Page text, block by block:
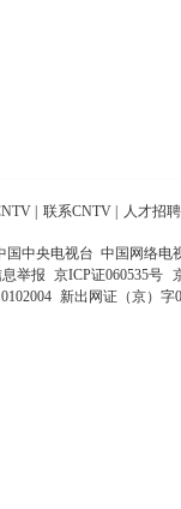
| 联系CNTV | 人才招聘
国中央电视台 中国网络电
举报 京ICP证060535号
新出网证（京）